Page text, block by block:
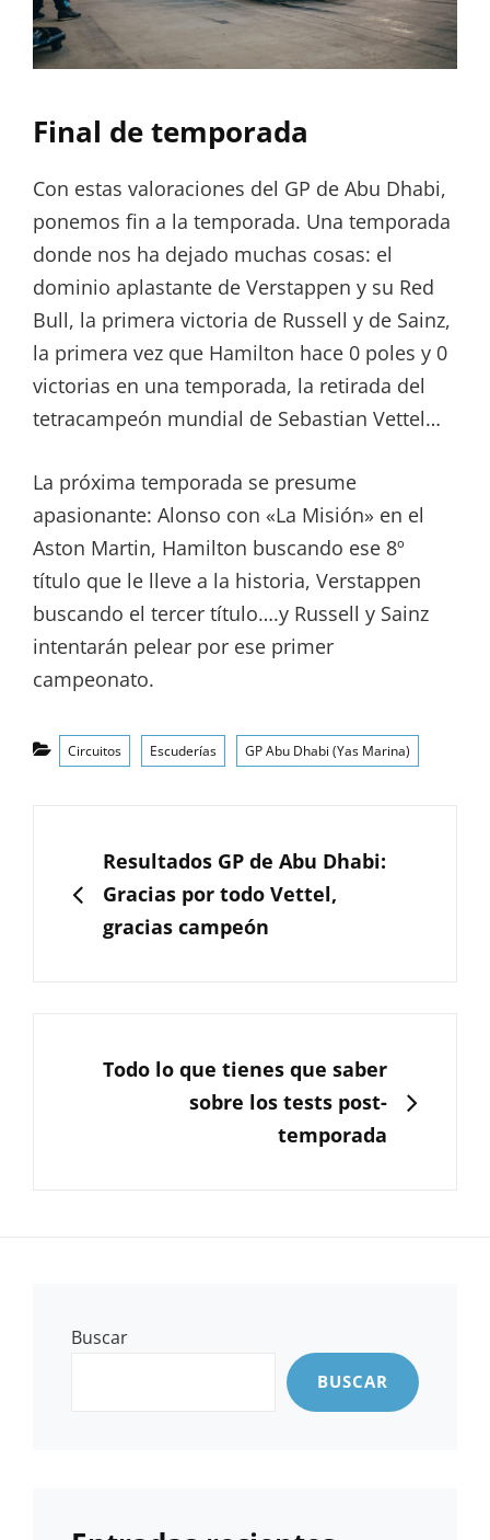
Final de temporada
Con estas valoraciones del GP de Abu Dhabi,
ponemos fin a la temporada. Una temporada
donde nos ha dejado muchas cosas: el
dominio aplastante de Verstappen y su Red
Bull, la primera victoria de Russell y de Sainz,
la primera vez que Hamilton hace 0 poles y 0
victorias en una temporada, la retirada del
tetracampeón mundial de Sebastian Vettel…
La próxima temporada se presume
apasionante: Alonso con «La Misión» en el
Aston Martin, Hamilton buscando ese 8º
título que le lleve a la historia, Verstappen
buscando el tercer título….y Russell y Sainz
intentarán pelear por ese primer
campeonato.
Categorías
Circuitos Escuderías GP Abu Dhabi (Yas Marina)
entradas
ANTERIOR
Resultados GP de Abu Dhabi:
Gracias por todo Vettel,
gracias campeón
SIGUIENTE
Todo lo que tienes que saber
sobre los tests post-
temporada
Buscar
BUSCAR